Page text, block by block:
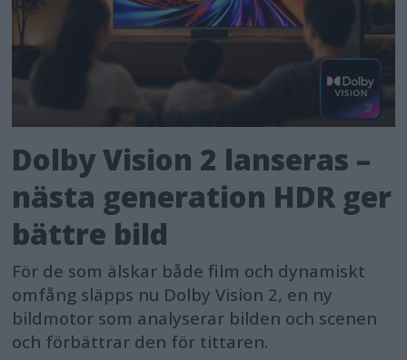
Dolby Vision 2 lanseras –
nästa generation HDR ger
bättre bild
För de som älskar både film och dynamiskt
omfång släpps nu Dolby Vision 2, en ny
bildmotor som analyserar bilden och scenen
och förbättrar den för tittaren.